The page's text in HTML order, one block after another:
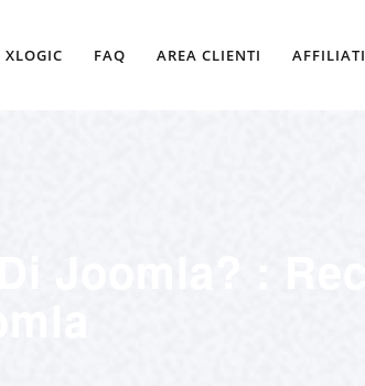
XLOGIC FAQ AREA CLIENTI AFFILIATI